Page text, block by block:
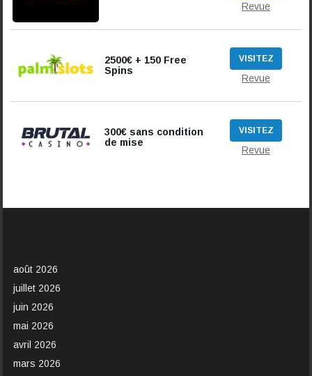
Revue
2500€ + 150 Free
Spins
VISITEZ
Revue
300€ sans condition
de mise
VISITEZ
Revue
août 2026
juillet 2026
juin 2026
mai 2026
avril 2026
mars 2026